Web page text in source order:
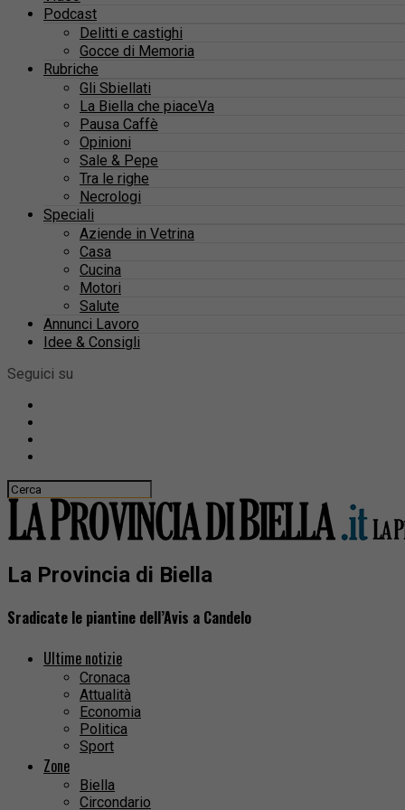
Podcast
Delitti e castighi
Gocce di Memoria
Rubriche
Gli Sbiellati
La Biella che piaceVa
Pausa Caffè
Opinioni
Sale & Pepe
Tra le righe
Necrologi
Speciali
Aziende in Vetrina
Casa
Cucina
Motori
Salute
Annunci Lavoro
Idee & Consigli
Seguici su
La Provincia di Biella
Sradicate le piantine dell’Avis a Candelo
Ultime notizie
Cronaca
Attualità
Economia
Politica
Sport
Zone
Biella
Circondario